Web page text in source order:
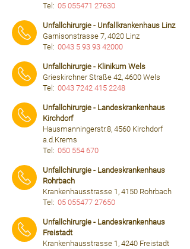
Tel: 05 055471 27630
Unfallchirurgie - Unfallkrankenhaus Linz
Garnisonstrasse 7, 4020 Linz
Tel: 0043 5 93 93 42000
Unfallchirurgie - Klinikum Wels
Grieskirchner Straße 42, 4600 Wels
Tel: 0043 7242 415 2248
Unfallchirurgie - Landeskrankenhaus
Kirchdorf
Hausmanningerstr.8, 4560 Kirchdorf
a.d.Krems
Tel: 050 554 670
Unfallchirurgie - Landeskrankenhaus
Rohrbach
Krankenhausstrasse 1, 4150 Rohrbach
Tel: 05 055477 27650
Unfallchirurgie - Landeskrankenhaus
Freistadt
Krankenhausstrasse 1, 4240 Freistadt